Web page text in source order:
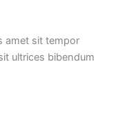
amet sit tempor
ultrices bibendum